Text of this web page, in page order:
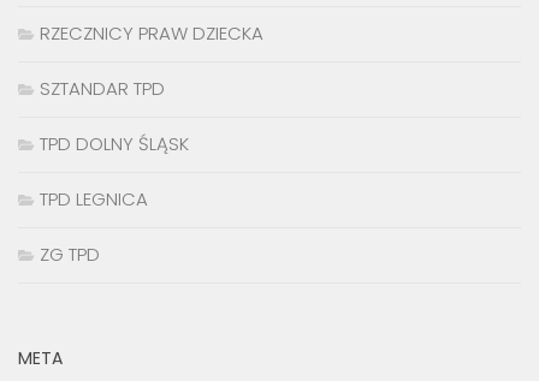
RZECZNICY PRAW DZIECKA
SZTANDAR TPD
TPD DOLNY ŚLĄSK
TPD LEGNICA
ZG TPD
META